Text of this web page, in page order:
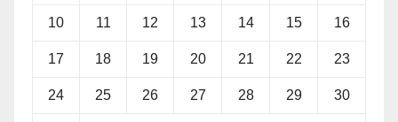
10 11 12 13 14 15 16
17 18 19 20 21 22 23
24 25 26 27 28 29 30